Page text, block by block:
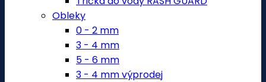
Obleky
0 - 2 mm
3 - 4 mm
5 - 6 mm
3 - 4 mm výprodej